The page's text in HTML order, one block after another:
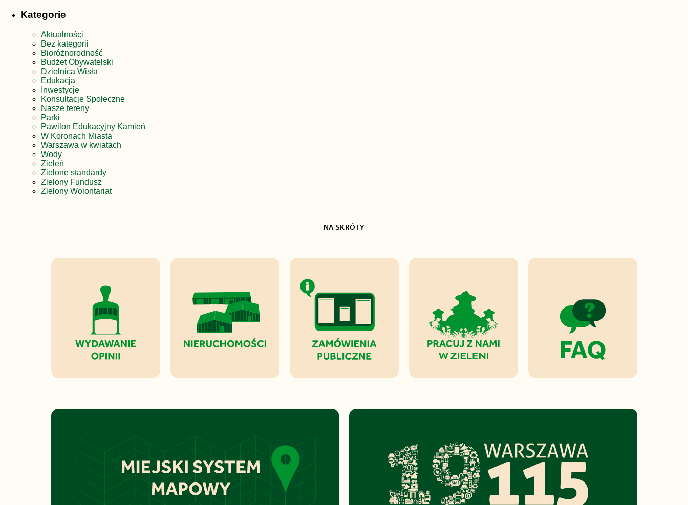
Kategorie
Aktualności
Bez kategorii
Bioróżnorodność
Budżet Obywatelski
Dzielnica Wisła
Edukacja
Inwestycje
Konsultacje Społeczne
Nasze tereny
Parki
Pawilon Edukacyjny Kamień
W Koronach Miasta
Warszawa w kwiatach
Wody
Zieleń
Zielone standardy
Zielony Fundusz
Zielony Wolontariat
NA SKRÓTY